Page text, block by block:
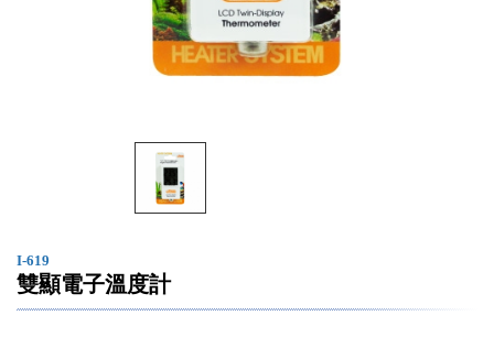
I-619
雙顯電子溫度計